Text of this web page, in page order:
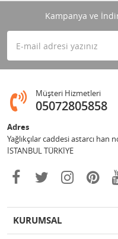
Kampanya ve
Müşteri Hizmetleri
05072805858
Adres
Yağlıkçılar caddesi astarcı han
İSTANBUL TÜRKİYE
KURUMSAL